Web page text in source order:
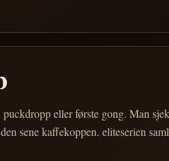
eller første gong. Man
sene kaffekoppen. eliteserien